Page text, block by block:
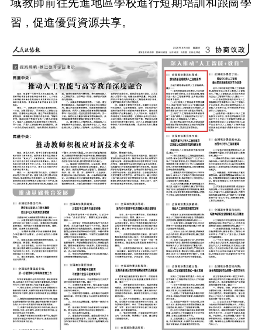
域教師前往先進地區學校進行短期培訓和跟崗學
習，促進優質資源共享。